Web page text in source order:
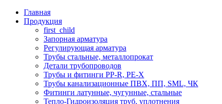
Главная
Продукция
first_child
Запорная арматура
Регулирующая арматура
Трубы стальные, металлопрокат
Детали трубопроводов
Трубы и фитинги PP-R, PE-X
Трубы канализационные ПВХ, ПП, SML, ЧК
Фитинги латунные, чугунные, стальные
Тепло-Гидроизоляция труб, уплотнения